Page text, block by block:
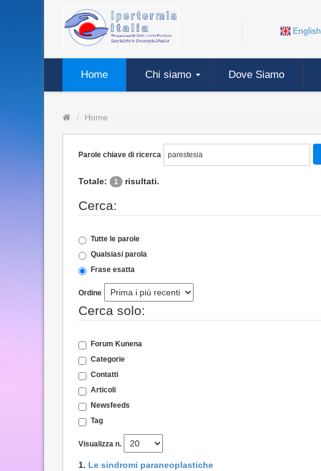
English
Home Chi siamo Dove Siamo
Home
Parole chiave di ricerca
Totale: 1 risultati.
Cerca:
Tutte le parole
Qualsiasi parola
Frase esatta
Ordine
Cerca solo:
Forum Kunena
Categorie
Contatti
Articoli
Newsfeeds
Tag
Visualizza n.
1. Le sindromi paraneoplastiche